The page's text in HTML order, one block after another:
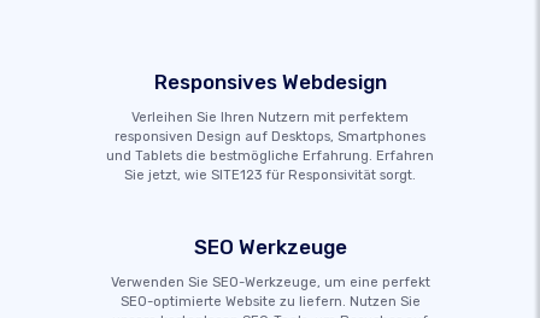
Responsives Webdesign
Verleihen Sie Ihren Nutzern mit perfektem
responsiven Design auf Desktops, Smartphones
und Tablets die bestmögliche Erfahrung. Erfahren
Sie jetzt, wie SITE123 für Responsivität sorgt.
SEO Werkzeuge
Verwenden Sie SEO-Werkzeuge, um eine perfekt
SEO-optimierte Website zu liefern. Nutzen Sie